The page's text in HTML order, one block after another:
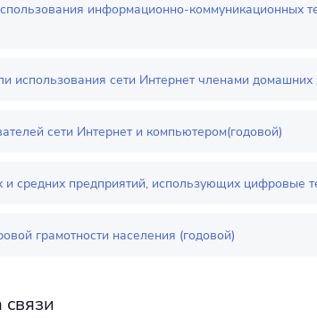
информационно-коммуникационных
использования сети Интернет членами домашних
сети Интернет и компьютером(годовой)
средних предприятий, использующих цифровые
грамотности населения (годовой)
связи